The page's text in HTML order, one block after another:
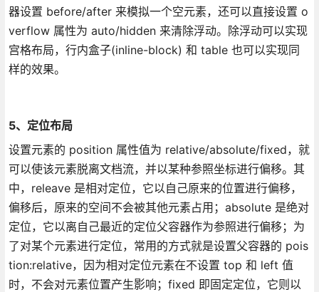
器设置 before/after 来模拟一个空元素，还可以直接设置 o
verflow 属性为 auto/hidden 来清除浮动。除浮动可以实现
宫格布局，行内盒子(inline-block) 和 table 也可以实现同
样的效果。
5、定位布局
设置元素的 position 属性值为 relative/absolute/fixed，就
可以使该元素脱离文档流，并以某种参照坐标进行偏移。其
中，releave 是相对定位，它以自己原来的位置进行偏移，
偏移后，原来的空间不会被其他元素占用；absolute 是绝对
定位，它以离自己最近的定位父容器作为参照进行偏移；为
了对某个元素进行定位，常用的方式就是设置父容器的 pois
tion:relative，因为相对定位元素在不设置 top 和 left 值
时，不会对元素位置产生影响；fixed 即固定定位，它则以